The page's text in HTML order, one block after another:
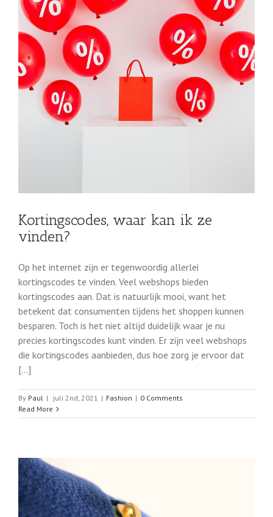
Kortingscodes, waar kan ik ze
vinden?
Op het internet zijn er tegenwoordig allerlei
kortingscodes te vinden. Veel webshops bieden
kortingscodes aan. Dat is natuurlijk mooi, want het
betekent dat consumenten tijdens het shoppen kunnen
besparen. Toch is het niet altijd duidelijk waar je nu
precies kortingscodes kunt vinden. Er zijn veel webshops
die kortingscodes aanbieden, dus hoe zorg je ervoor dat
[...]
By Paul | juli 2nd, 2021 | Fashion | 0 Comments
Read More